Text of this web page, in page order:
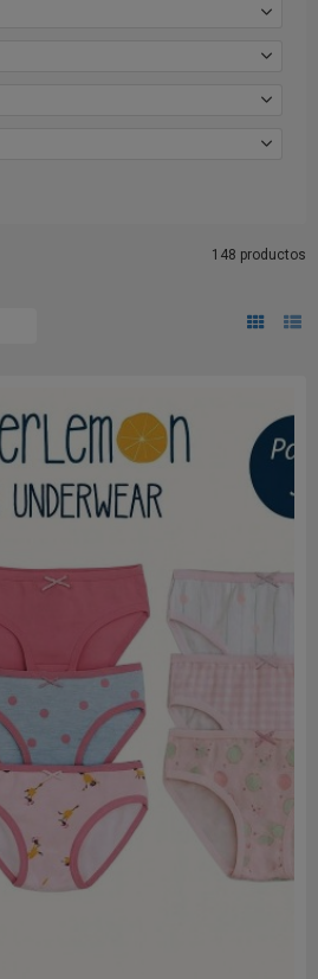
148 productos